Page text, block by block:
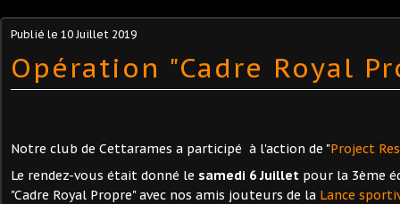
Publié le 10 Juillet 2019
Opération "Cadre Royal
Notre club de Cettarames a participé à l'action de "Project
Le rendez-vous était donné le samedi 6 Juillet pour la 3ème
"Cadre Royal Propre" avec nos amis jouteurs de la Lance